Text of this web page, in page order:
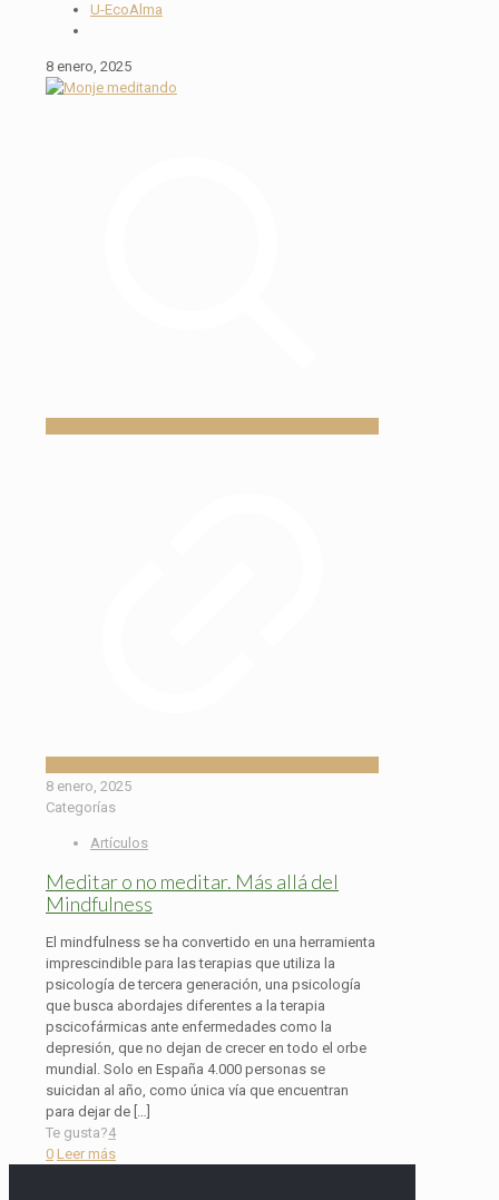
U-EcoAlma
8 enero, 2025
8 enero, 2025
Categorías
Artículos
Meditar o no meditar. Más allá del
Mindfulness
El mindfulness se ha convertido en una herramienta
imprescindible para las terapias que utiliza la
psicología de tercera generación, una psicología
que busca abordajes diferentes a la terapia
pscicofármicas ante enfermedades como la
depresión, que no dejan de crecer en todo el orbe
mundial. Solo en España 4.000 personas se
suicidan al año, como única vía que encuentran
para dejar de […]
Te gusta?4
0 Leer más